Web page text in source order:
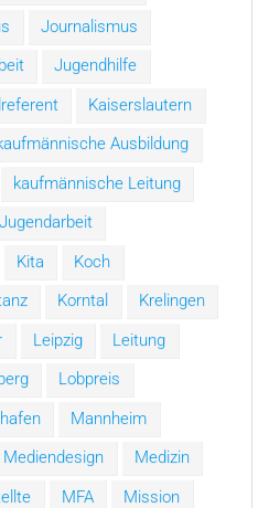
Journalismus
Jugendhilfe
Kaiserslautern
Ausbildung
kaufmännische Leitung
Kita
Koch
Korntal
Krelingen
Leipzig
Leitung
Lobpreis
Mannheim
Mediendesign
Medizin
MFA
Mission